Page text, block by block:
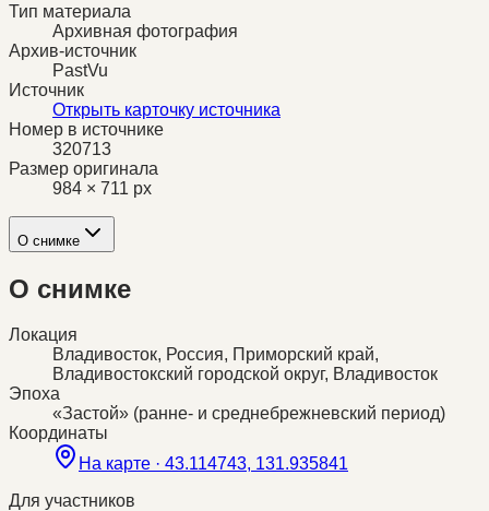
Тип материала
Архивная фотография
Архив-источник
PastVu
Источник
Открыть карточку источника
Номер в источнике
320713
Размер оригинала
984 × 711 px
О снимке
О снимке
Локация
Владивосток, Россия, Приморский край,
Владивостокский городской округ, Владивосток
Эпоха
«Застой» (ранне- и среднебрежневский период)
Координаты
На карте · 43.114743, 131.935841
Для участников